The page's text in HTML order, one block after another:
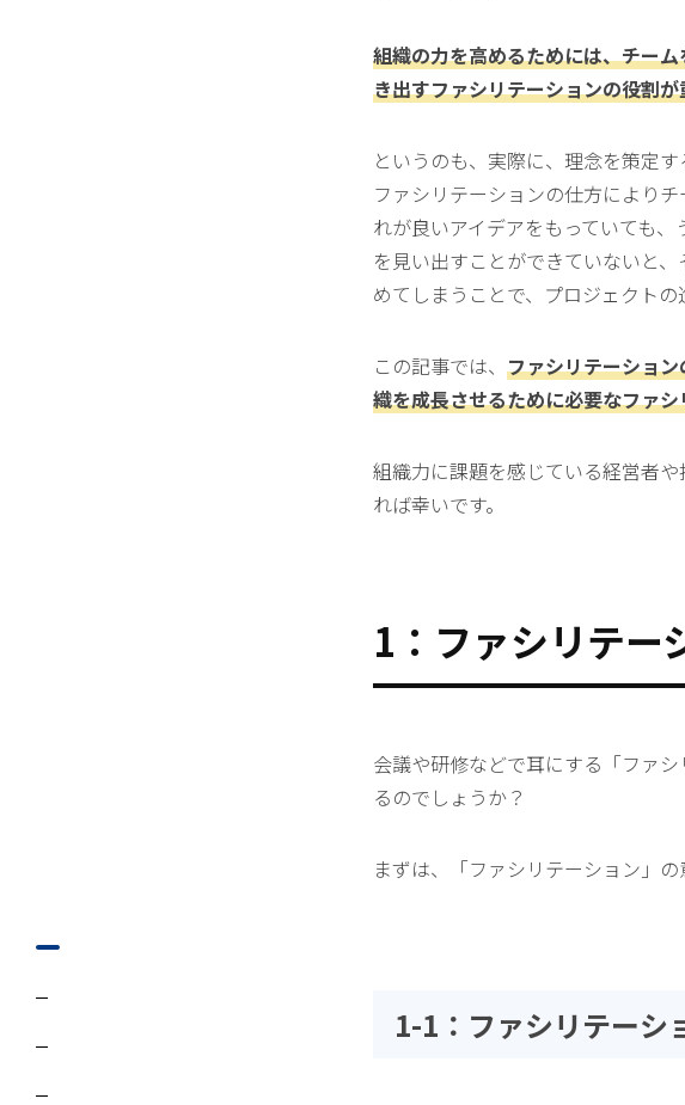
組織の力を高めるためには、チー
き出すファシリテーションの役割が
というのも、実際に、理念を策定
ファシリテーションの仕方により
れが良いアイデアをもっていても
を見い出すことができていないと
めてしまうことで、プロジェクトの
この記事では、 ファシリテーショ
織を成長させるために必要なファ
組織力に課題を感じている経営者
れば幸いです。
1：ファシリテー
会議や研修などで耳にする「ファ
るのでしょうか？
まずは、「ファシリテーション」
1-1：ファシリテーシ